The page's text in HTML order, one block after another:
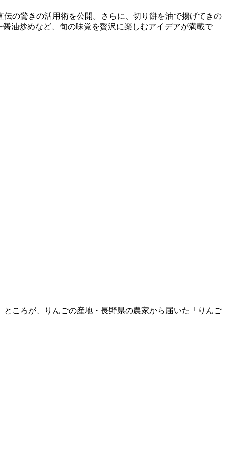
の驚きの活用術を公開。さらに、切り餅を油で揚げてきの
油炒めなど、旬の味覚を贅沢に楽しむアイデアが満載で
ころが、りんごの産地・長野県の農家から届いた「りんご